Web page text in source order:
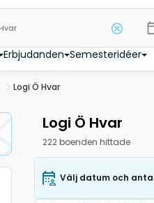
Erbjudanden Semesteridéer
Logi Ö Hvar
Logi Ö Hvar
222 boenden hittade
Välj datum och